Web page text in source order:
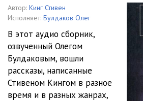
06. King_Zdes_tozhe_vodyatcya_tigri_192
08. King_Pole_boya_192
09. King_Pyataya_chetvert_192
10. King_Nochnoy_priboy_192
Автор: Кинг Стивен
Исполняет: Булдаков Олег
В этот аудио сборник,
озвученный Олегом
Булдаковым, вошли
рассказы, написанные
Стивеном Кингом в разное
время и в разных жанрах,